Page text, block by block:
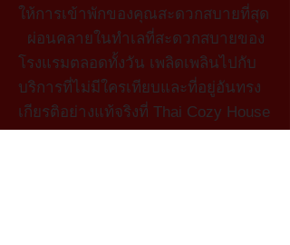
ให้การเข้าพักของคุณสะดวกสบายที่สุด
ผ่อนคลายในทำเลที่สะดวกสบายของ
โรงแรมตลอดทั้งวัน เพลิดเพลินไปกับ
บริการที่ไม่มีใครเทียบและที่อยู่อันทรง
เกียรติอย่างแท้จริงที่ Thai Cozy House